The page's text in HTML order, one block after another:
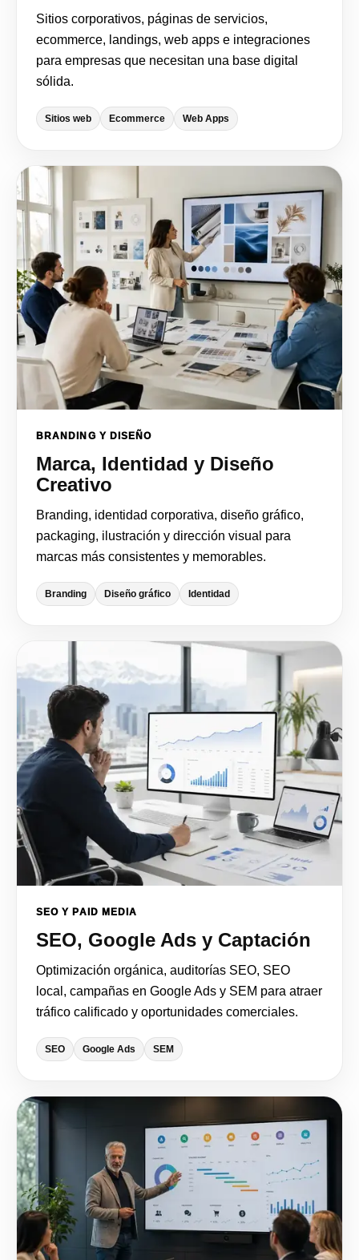
Sitios corporativos, páginas de servicios,
ecommerce, landings, web apps e integraciones
para empresas que necesitan una base digital
sólida.
Sitios web Ecommerce Web Apps
BRANDING Y DISEÑO
Marca, Identidad y Diseño
Creativo
Branding, identidad corporativa, diseño gráfico,
packaging, ilustración y dirección visual para
marcas más consistentes y memorables.
Branding Diseño gráfico Identidad
SEO Y PAID MEDIA
SEO, Google Ads y Captación
Optimización orgánica, auditorías SEO, SEO
local, campañas en Google Ads y SEM para atraer
tráfico calificado y oportunidades comerciales.
SEO Google Ads SEM